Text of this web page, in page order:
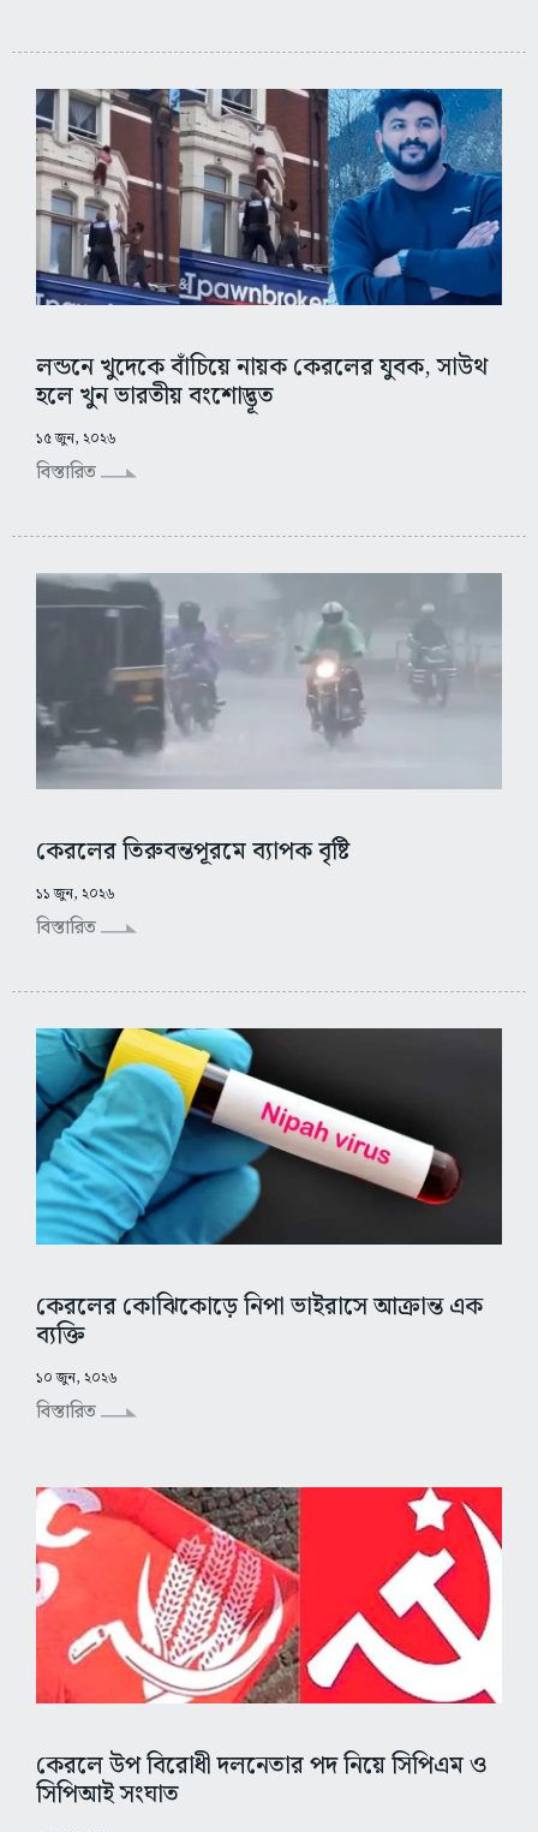
লন্ডনে খুদেকে বাঁচিয়ে নায়ক কেরলের যুবক, সাউথ
হলে খুন ভারতীয় বংশোদ্ভূত
১৫ জুন, ২০২৬
বিস্তারিত
কেরলের তিরুবন্তপূরমে ব্যাপক বৃষ্টি
১১ জুন, ২০২৬
বিস্তারিত
কেরলের কোঝিকোড়ে নিপা ভাইরাসে আক্রান্ত এক
ব্যক্তি
১০ জুন, ২০২৬
বিস্তারিত
কেরলে উপ বিরোধী দলনেতার পদ নিয়ে সিপিএম ও
সিপিআই সংঘাত